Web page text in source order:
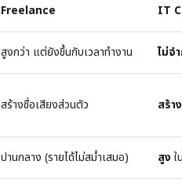
Freelance IT
สูงกว่า แต่ยังขึ้นกับเวลาทำงาน ไม่จ
สร้างชื่อเสียงส่วนตัว สร้า
ปานกลาง (รายได้ไม่สม่ำเสมอ) สูงใ